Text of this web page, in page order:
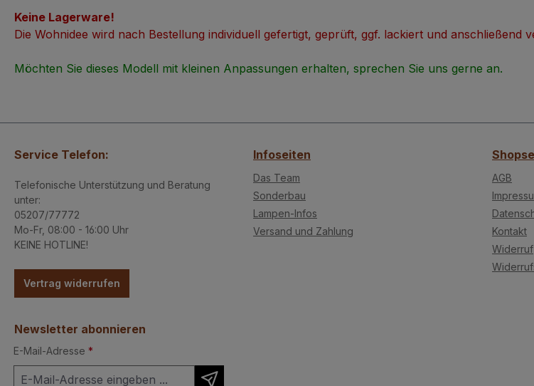
Keine Lagerware!
Die Wohnidee wird nach Bestellung individuell gefertigt, geprüft, ggf. lackiert und anschließend
Möchten Sie dieses Modell mit kleinen Anpassungen erhalten, sprechen Sie uns gerne an.
Service Telefon:
Telefonische Unterstützung und Beratung
unter:
05207/77772
Mo-Fr, 08:00 - 16:00 Uhr
KEINE HOTLINE!
Vertrag widerrufen
Infoseiten
Das Team
Sonderbau
Lampen-Infos
Versand und Zahlung
AGB
Kontakt
Widerruf
Newsletter abonnieren
E-Mail-Adresse *